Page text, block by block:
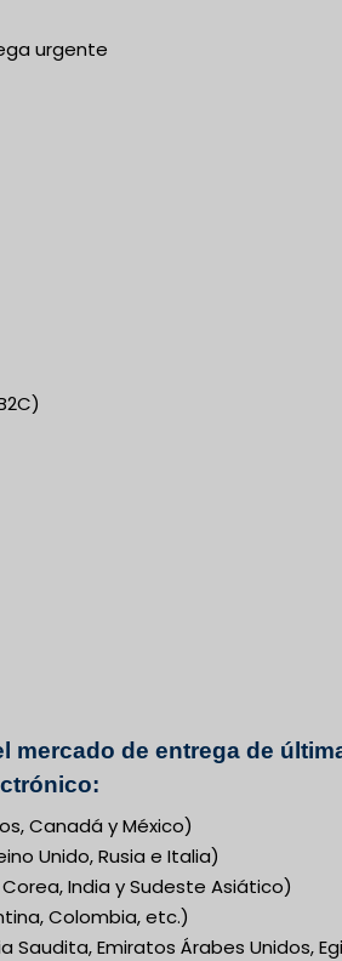
urgente
mercado de entrega de
Canadá y México)
Unido, Rusia e Italia)
India y Sudeste Asiático)
Colombia, etc.)
Saudita, Emiratos Árabes Unidos,